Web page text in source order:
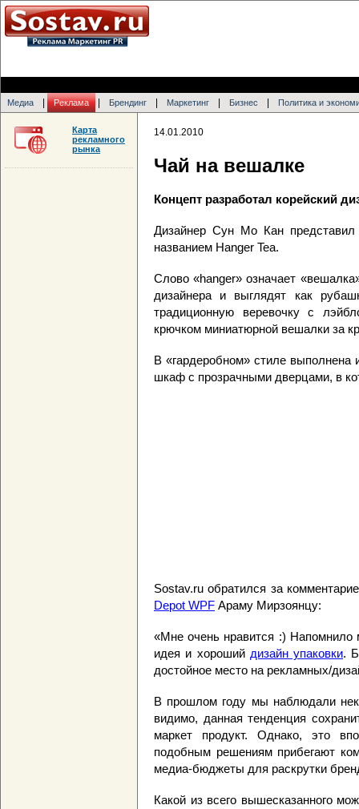
Медиа Реклама Брендинг Маркетинг Бизнес Политика и
14.01.2010
Чай на вешалке
Концепт разработал корейский
Дизайнер Сун Мо Кан
названием Hanger Tea.
Слово «hanger» означает
дизайнера и выглядят как
традиционную веревочку с
крючком миниатюрной вешалки за
В «гардеробном» стиле выполнена
шкаф с прозрачными дверцами, в
Sostav.ru обратился за
Depot WPF Араму Мирзоянцу:
«Мне очень нравится :)
идея и хороший дизайн упаковки.
достойное место на рекламных/
В прошлом году мы наблюдали
видимо, данная тенденция
маркет продукт. Однако, это
подобным решениям прибегают
медиа-бюджеты для раскрутки
Какой из всего вышесказанного
Карта
рекламного
рынка